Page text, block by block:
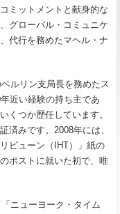
ミットメントと献身的な
グローバル・コミュニケ
代行を務めたマヘル・ナ
ルリン支局長を務めたス
近い経験の持ち主であ
くつか歴任しています。
済みです。2008年には、
ビューン（IHT）」紙の
ポストに就いた初で、唯
ニューヨーク・タイム